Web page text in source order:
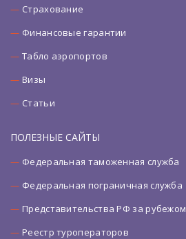
Страхование
Финансовые гарантии
Табло аэропортов
Визы
Статьи
ПОЛЕЗНЫЕ САЙТЫ
Федеральная таможенная служба
Федеральная пограничная служба
Представительства РФ за рубежом
Реестр туроператоров